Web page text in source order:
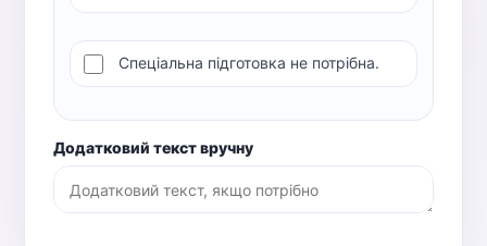
Спеціальна підготовка не потрібна.
Додатковий текст вручну